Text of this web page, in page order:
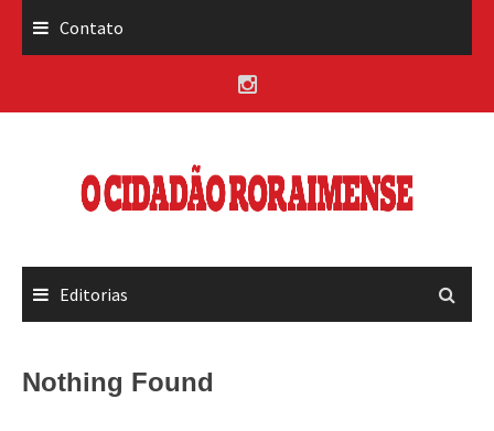
Contato
Editorias
Nothing Found